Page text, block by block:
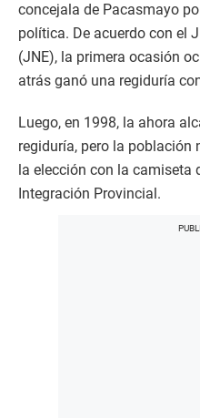
concejala de Pacasmayo
política. De acuerdo con el
(JNE), la primera ocasión
atrás ganó una regiduría
Luego, en 1998, la ahora
regiduría, pero la población
la elección con la camiseta
Integración Provincial.